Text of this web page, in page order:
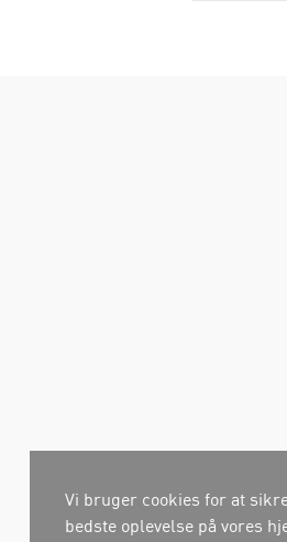
Vi bruger cookies for at
bedste oplevelse på vores